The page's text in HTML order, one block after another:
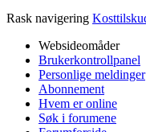
Rask navigering
Websideomåder
Brukerkontrollpanel
Personlige meldinger
Abonnement
Hvem er online
Søk i forumene